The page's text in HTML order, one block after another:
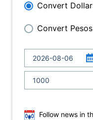
Convert
Convert
Follow news in